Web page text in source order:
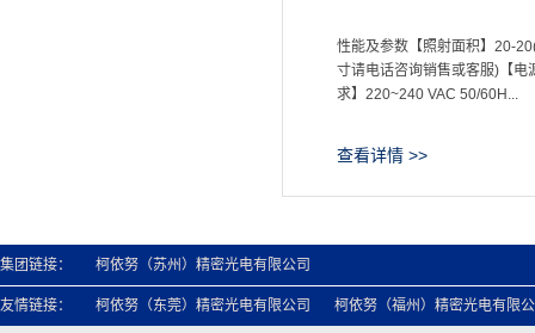
性能及参数【照射面积】20-
寸请电话咨询销售或客服)【电
求】220~240 VAC 50/60H...
查看详情 >>
集团链接： 柯依努（苏州）精密光电有限公司
友情链接： 柯依努（东莞）精密光电有限公司 柯依努（福州）精密光电有限